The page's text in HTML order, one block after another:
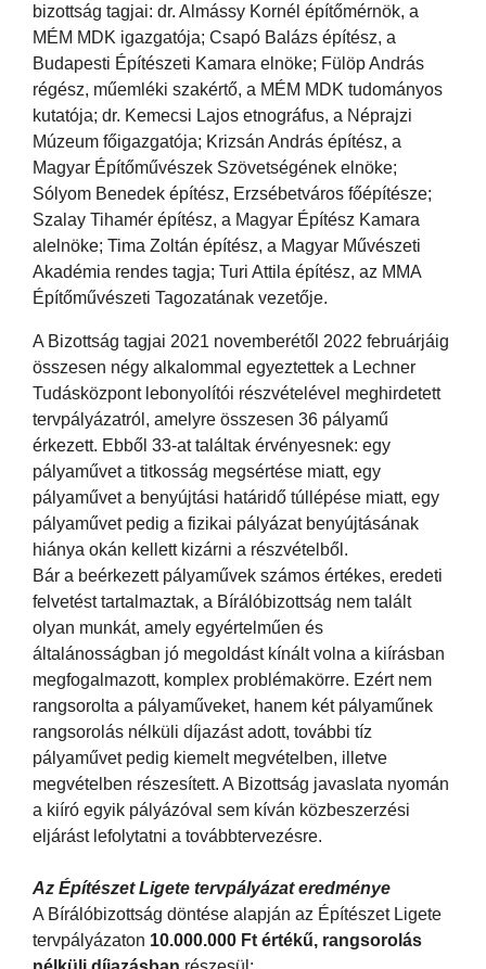
bizottság tagjai: dr. Almássy Kornél építőmérnök, a
MÉM MDK igazgatója; Csapó Balázs építész, a
Budapesti Építészeti Kamara elnöke; Fülöp András
régész, műemléki szakértő, a MÉM MDK tudományos
kutatója; dr. Kemecsi Lajos etnográfus, a Néprajzi
Múzeum főigazgatója; Krizsán András építész, a
Magyar Építőművészek Szövetségének elnöke;
Sólyom Benedek építész, Erzsébetváros főépítésze;
Szalay Tihamér építész, a Magyar Építész Kamara
alelnöke; Tima Zoltán építész, a Magyar Művészeti
Akadémia rendes tagja; Turi Attila építész, az MMA
Építőművészeti Tagozatának vezetője.
A Bizottság tagjai 2021 novemberétől 2022 februárjáig
összesen négy alkalommal egyeztettek a Lechner
Tudásközpont lebonyolítói részvételével meghirdetett
tervpályázatról, amelyre összesen 36 pályamű
érkezett. Ebből 33-at találtak érvényesnek: egy
pályaművet a titkosság megsértése miatt, egy
pályaművet a benyújtási határidő túllépése miatt, egy
pályaművet pedig a fizikai pályázat benyújtásának
hiánya okán kellett kizárni a részvételből.
Bár a beérkezett pályaművek számos értékes, eredeti
felvetést tartalmaztak, a Bírálóbizottság nem talált
olyan munkát, amely egyértelműen és
általánosságban jó megoldást kínált volna a kiírásban
megfogalmazott, komplex problémakörre. Ezért nem
rangsorolta a pályaműveket, hanem két pályaműnek
rangsorolás nélküli díjazást adott, további tíz
pályaművet pedig kiemelt megvételben, illetve
megvételben részesített. A Bizottság javaslata nyomán
a kiíró egyik pályázóval sem kíván közbeszerzési
eljárást lefolytatni a továbbtervezésre.
Az Építészet Ligete tervpályázat eredménye
A Bírálóbizottság döntése alapján az Építészet Ligete
tervpályázaton 10.000.000 Ft értékű, rangsorolás